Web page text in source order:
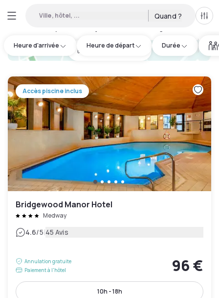
Ville, hôtel, ... Quand ?
Heure d'arrivée Heure de départ Durée
hotel.cta.view_map
Accès piscine inclus
Bridgewood Manor Hotel
Medway
4.6/5|45 Avis
Annulation gratuite
Paiement à l'hôtel
96 €
10h - 18h